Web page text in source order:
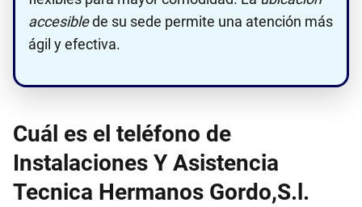
accesiblede su sede permite una atención más
ágil y efectiva.
Cuál es el teléfono de
Instalaciones Y Asistencia
Tecnica Hermanos Gordo,S.l.